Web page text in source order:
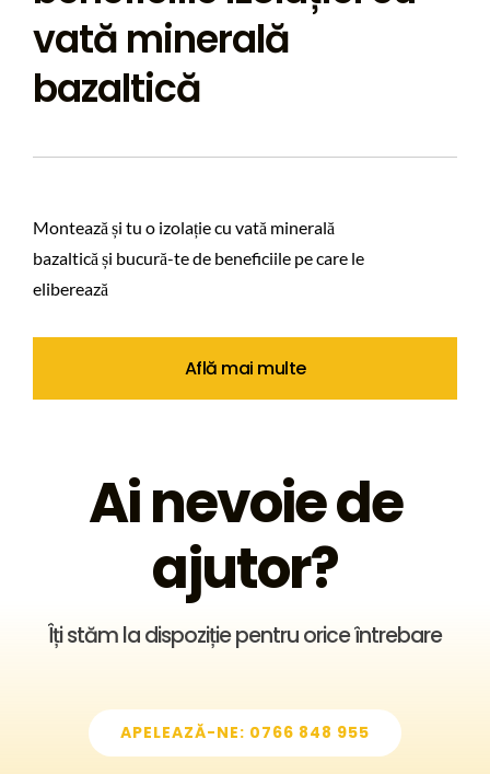
vată minerală
bazaltică
Montează și tu o izolație cu vată minerală
bazaltică și bucură-te de beneficiile pe care le
eliberează
Află mai multe
Ai nevoie de
ajutor?
Îți stăm la dispoziție pentru orice întrebare
APELEAZĂ-NE: 0766 848 955